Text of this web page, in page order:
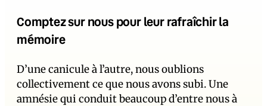
Comptez sur nous pour leur rafraîchir la
mémoire
D’une canicule à l’autre, nous oublions
collectivement ce que nous avons subi. Une
amnésie qui conduit beaucoup d’entre nous à